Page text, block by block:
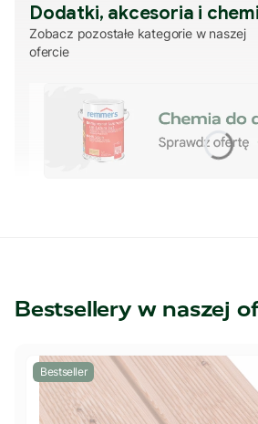
Dodatki, akcesoria i
Zobacz pozostałe kategorie w naszej
ofercie
Bestsellery w naszej
Bestseller